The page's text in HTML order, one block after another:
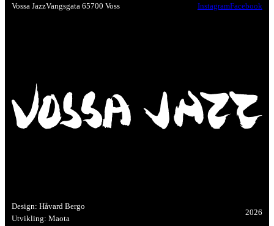
Vossa JazzVangsgata 65700 Voss InstagramFacebook
Design: Håvard Bergo
Utvikling: Maota
2026